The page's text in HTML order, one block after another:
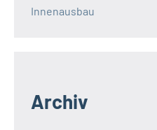
Innenausbau
Archiv